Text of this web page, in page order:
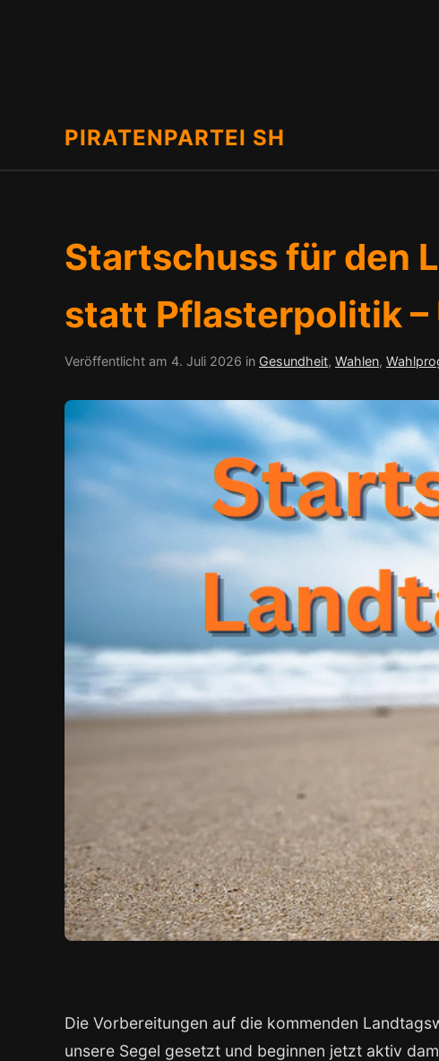
PIRATENPARTEI SH
Startschuss für den
statt Pflasterpolitik –
Veröffentlicht am 4. Juli 2026 in Gesundheit, Wahlen,
Die Vorbereitungen auf die kommenden
unsere Segel gesetzt und beginnen jetzt aktiv